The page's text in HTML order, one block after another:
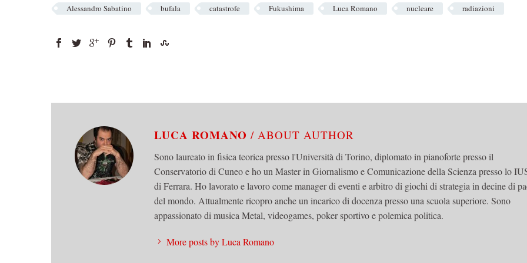
Alessandro Sabatino bufala catastrofe Fukushima Luca Romano nucleare radiazioni
LUCA ROMANO/ ABOUT AUTHOR
Sono laureato in fisica teorica presso l'Università di Torino, diplomato in pianoforte presso il
Conservatorio di Cuneo e ho un Master in Giornalismo e Comunicazione della Scienza presso lo
di Ferrara. Ho lavorato e lavoro come manager di eventi e arbitro di giochi di strategia in decine di
del mondo. Attualmente ricopro anche un incarico di docenza presso una scuola superiore. Sono
appassionato di musica Metal, videogames, poker sportivo e polemica politica.
More posts by Luca Romano